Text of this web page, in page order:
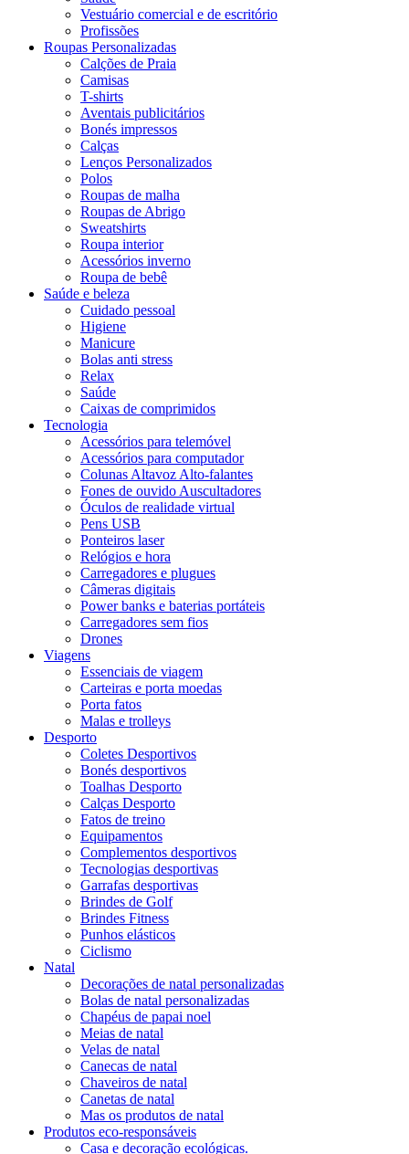
Vestuário comercial e de escritório
Profissões
Roupas Personalizadas
Calções de Praia
Camisas
T-shirts
Aventais publicitários
Bonés impressos
Calças
Lenços Personalizados
Polos
Roupas de malha
Roupas de Abrigo
Sweatshirts
Roupa interior
Acessórios inverno
Roupa de bebê
Saúde e beleza
Cuidado pessoal
Higiene
Manicure
Bolas anti stress
Relax
Saúde
Caixas de comprimidos
Tecnologia
Acessórios para telemóvel
Acessórios para computador
Colunas Altavoz Alto-falantes
Fones de ouvido Auscultadores
Óculos de realidade virtual
Pens USB
Ponteiros laser
Relógios e hora
Carregadores e plugues
Câmeras digitais
Power banks e baterias portáteis
Carregadores sem fios
Drones
Viagens
Essenciais de viagem
Carteiras e porta moedas
Porta fatos
Malas e trolleys
Desporto
Coletes Desportivos
Bonés desportivos
Toalhas Desporto
Calças Desporto
Fatos de treino
Equipamentos
Complementos desportivos
Tecnologias desportivas
Garrafas desportivas
Brindes de Golf
Brindes Fitness
Punhos elásticos
Ciclismo
Natal
Decorações de natal personalizadas
Bolas de natal personalizadas
Chapéus de papai noel
Meias de natal
Velas de natal
Canecas de natal
Chaveiros de natal
Canetas de natal
Mas os produtos de natal
Produtos eco-responsáveis
Casa e decoração ecológicas.